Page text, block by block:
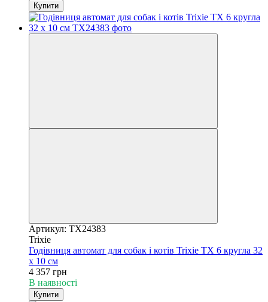
Купити
Артикул: TX24383
Trixie
Годівниця автомат для собак і котів Trixie TX 6 кругла 32
х 10 см
4 357 грн
В наявності
Купити